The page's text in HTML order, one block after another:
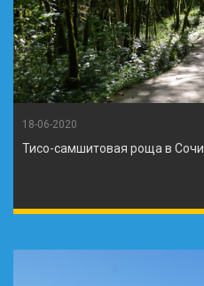
18-06-2020
Тисо-самшитовая роща в Сочи